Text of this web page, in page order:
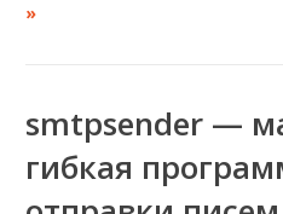
»
smtpsender —
гибкая